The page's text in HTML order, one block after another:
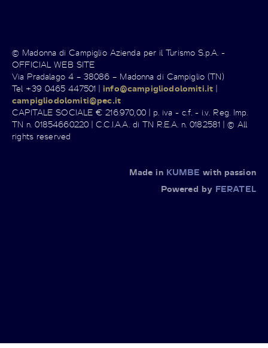
© Madonna di Campiglio Azienda per il Turismo S.p.A. -
OFFICIAL WEB SITE
Via Pradalago 4 – 38086 – Madonna di Campiglio (TN)
Tel +39 0465 447501 |info@campigliodolomiti.it |
campigliodolomiti@pec.it
CAPITALE SOCIALE € 216.970,00 | p. iva - c.f. - i.v. Reg. Imp.
TN n. 01854660220 | C.C.I.A.A. di TN R.E.A. n. 0182581 | © All
rights reserved
Made in KUMBE with passion
Powered by FERATEL